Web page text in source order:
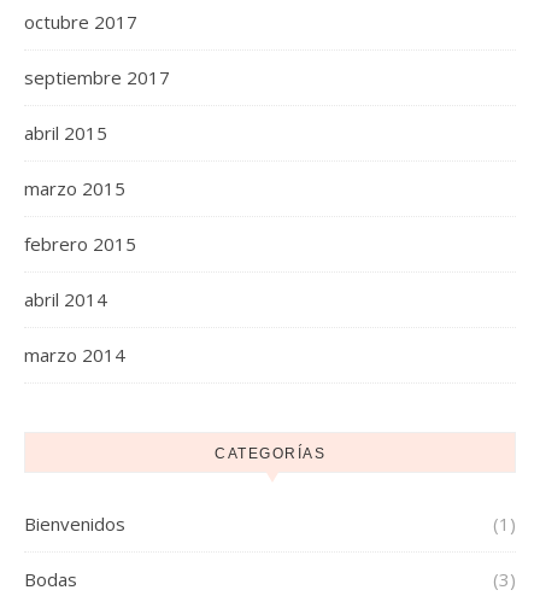
octubre 2017
septiembre 2017
abril 2015
marzo 2015
febrero 2015
abril 2014
marzo 2014
CATEGORÍAS
Bienvenidos (1)
Bodas (3)